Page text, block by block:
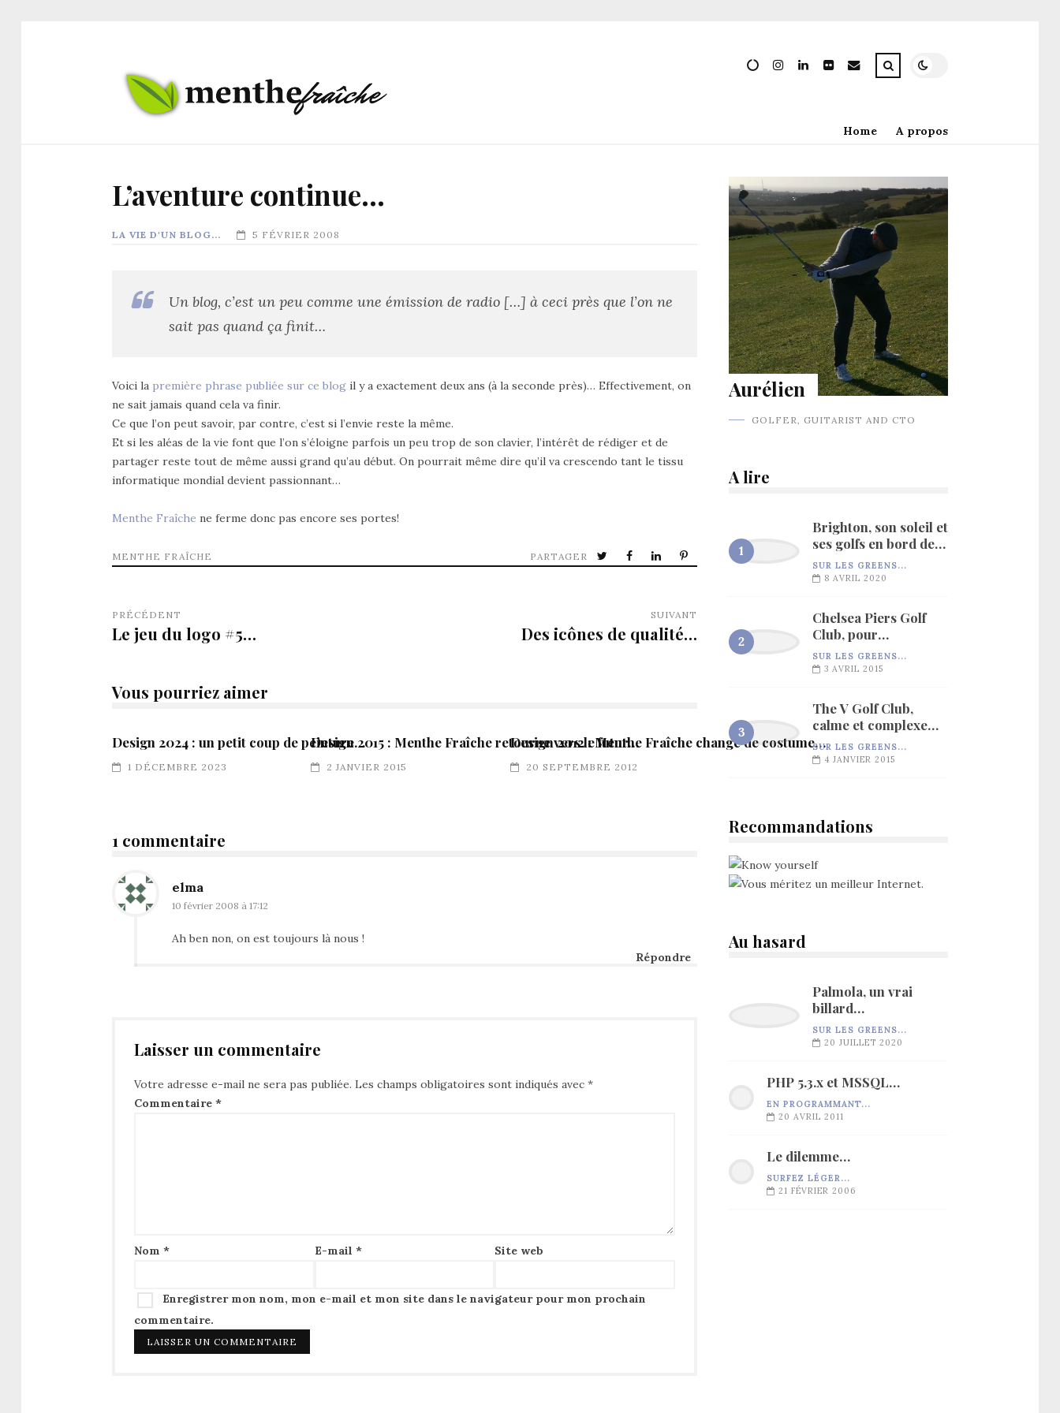
Home A propos
L’aventure continue…
LA VIE D'UN BLOG... 5 FÉVRIER 2008
Un blog, c’est un peu comme une émission de radio […] à ceci près que l’on ne
sait pas quand ça finit…
Voici la première phrase publiée sur ce blog il y a exactement deux ans (à la seconde près)… Effectivement, on
ne sait jamais quand cela va finir.
Ce que l’on peut savoir, par contre, c’est si l’envie reste la même.
Et si les aléas de la vie font que l’on s’éloigne parfois un peu trop de son clavier, l’intérêt de rédiger et de
partager reste tout de même aussi grand qu’au début. On pourrait même dire qu’il va crescendo tant le tissu
informatique mondial devient passionnant…
Menthe Fraîche ne ferme donc pas encore ses portes!
MENTHE FRAÎCHE PARTAGER
PRÉCÉDENT
Le jeu du logo #5…
SUIVANT
Des icônes de qualité…
Vous pourriez aimer
Design 2024 : un petit coup de peinture…
1 DÉCEMBRE 2023
Design 2015 : Menthe Fraîche retourne vers le futur…
2 JANVIER 2015
Design 2012 : Menthe Fraîche change de costume…
20 SEPTEMBRE 2012
1 commentaire
elma
10 février 2008 à 17:12
Ah ben non, on est toujours là nous !
Répondre
Laisser un commentaire
Votre adresse e-mail ne sera pas publiée. Les champs obligatoires sont indiqués avec *
Commentaire *
Nom * E-mail * Site web
Enregistrer mon nom, mon e-mail et mon site dans le navigateur pour mon prochain
commentaire.
Aurélien
GOLFER, GUITARIST AND CTO
A lire
Brighton, son soleil et
ses golfs en bord de
mer…
SUR LES GREENS...
8 AVRIL 2020
Chelsea Piers Golf
Club, pour
l’entraînement…
SUR LES GREENS...
3 AVRIL 2015
The V Golf Club,
calme et complexe…
SUR LES GREENS...
4 JANVIER 2015
Recommandations
Au hasard
Palmola, un vrai
billard…
SUR LES GREENS...
20 JUILLET 2020
PHP 5.3.x et MSSQL…
EN PROGRAMMANT...
20 AVRIL 2011
Le dilemme…
SURFEZ LÉGER...
21 FÉVRIER 2006